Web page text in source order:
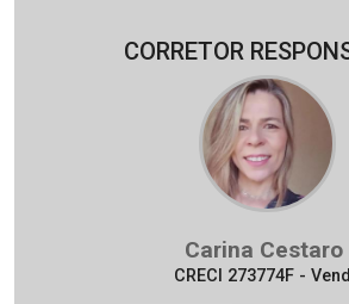
CORRETOR
Carina Cestaro
CRECI 273774F -